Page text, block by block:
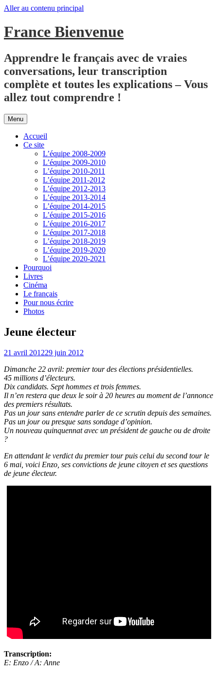
Aller au contenu principal
France Bienvenue
Apprendre le français avec de vraies
conversations, leur transcription
complète et toutes les explications – Vous
allez tout comprendre !
Menu
Accueil
Ce site
L’équipe 2008-2009
L’équipe 2009-2010
L’équipe 2010-2011
L’équipe 2011-2012
L’équipe 2012-2013
L’équipe 2013-2014
L’équipe 2014-2015
L’équipe 2015-2016
L’équipe 2016-2017
L’équipe 2017-2018
L’équipe 2018-2019
L’équipe 2019-2020
L’équipe 2020-2021
Pourquoi
Livres
Cinéma
Le français
Pour nous écrire
Photos
Jeune électeur
21 avril 201229 juin 2012
Dimanche 22 avril: premier tour des élections présidentielles.
45 millions d’électeurs.
Dix candidats. Sept hommes et trois femmes.
Il n’en restera que deux le soir à 20 heures au moment de l’annonce
des premiers résultats.
Pas un jour sans entendre parler de ce scrutin depuis des semaines.
Pas un jour ou presque sans sondage d’opinion.
Un nouveau quinquennat avec un président de gauche ou de droite
?
En attendant le verdict du premier tour puis celui du second tour le
6 mai, voici Enzo, ses convictions de jeune citoyen et ses questions
de jeune électeur.
Transcription:
E: Enzo / A: Anne